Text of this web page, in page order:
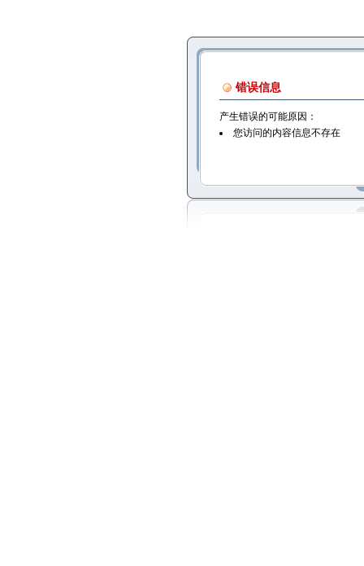
错误信息
产生错误的可能原因：
您访问的内容信息不存在